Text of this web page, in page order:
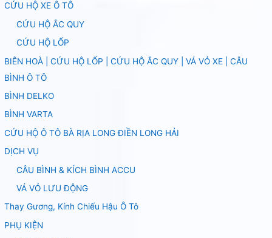
CỨU HỘ XE Ô TÔ
CỨU HỘ ẮC QUY
CỨU HỘ LỐP
BIÊN HOÀ | CỨU HỘ LỐP | CỨU HỘ ẮC QUY | VÁ VỎ XE | CÂU
BÌNH Ô TÔ
BÌNH DELKO
BÌNH VARTA
CỨU HỘ Ô TÔ BÀ RỊA LONG ĐIỀN LONG HẢI
DỊCH VỤ
CÂU BÌNH & KÍCH BÌNH ACCU
VÁ VỎ LƯU ĐỘNG
Thay Gương, Kính Chiếu Hậu Ô Tô
PHỤ KIỆN